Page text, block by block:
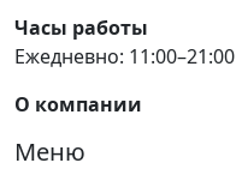
Часы работы
Ежедневно: 11:00–21:00
О компании
Меню